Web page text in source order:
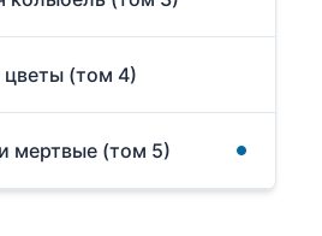
цветы (том 4)
мертвые (том 5)